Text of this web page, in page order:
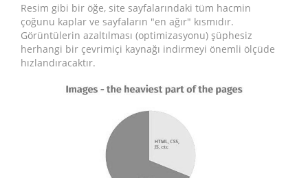
Resim gibi bir öğe, site sayfalarındaki tüm hacmin
çoğunu kaplar ve sayfaların "en ağır" kısmıdır.
Görüntülerin azaltılması (optimizasyonu) şüphesiz
herhangi bir çevrimiçi kaynağı indirmeyi önemli ölçüde
hızlandıracaktır.